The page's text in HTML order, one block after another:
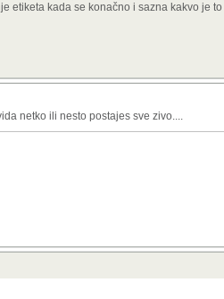
etiketa kada se konačno i sazna kakvo je
netko ili nesto postajes sve zivo....